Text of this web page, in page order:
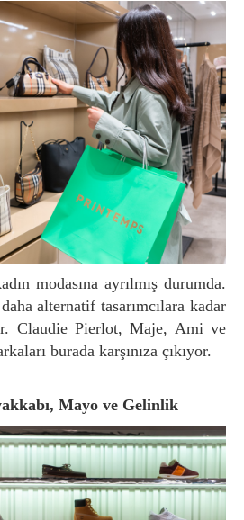
alternatif tasarımcılara kadar
Claudie Pierlot, Maje, Ami ve
burada karşınıza çıkıyor.
Mayo ve Gelinlik